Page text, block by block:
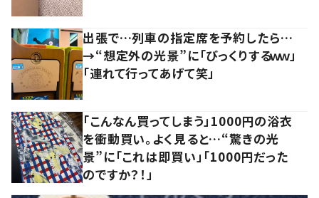
出張で…列車の指定席を予約したら…
→“想定外の光景”に「びっくりするｗｗ」
「連れて行ってあげて笑」
「こんなん買ってしまう」1000円の浴衣
を衝動買い。よく見ると…“驚きの光
景”に「これは即買い」「1000円だった
のですか？！」